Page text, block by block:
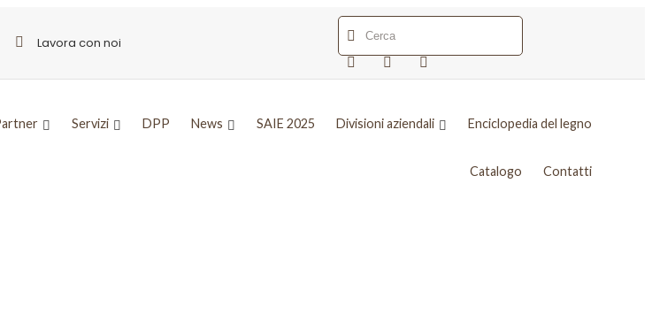
Lavora con noi
Servizi DPP News SAIE 2025 Divisioni aziendali Enciclopedia del legno
Catalogo Contatti